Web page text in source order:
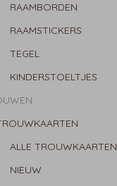
RAAMBORDEN
RAAMSTICKERS
TEGEL
KINDERSTOELTJES
ALLE TROUWKAARTEN
NIEUW